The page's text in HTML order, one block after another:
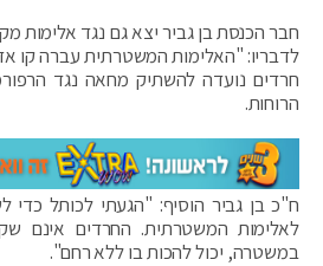
חבר הכנסת בן גביר יצא גם נגד אלימות
לדבריו: "האלימות המשטרתית עברה קו
חרדים נועדה להשתיק מחאה נגד
הרוחות.
ח"כ בן גביר הוסיף: "הגעתי לכותל כדי
לאלימות המשטרתית. החרדים אינם
במשטרה, יכול להכות בו ללא רחם".